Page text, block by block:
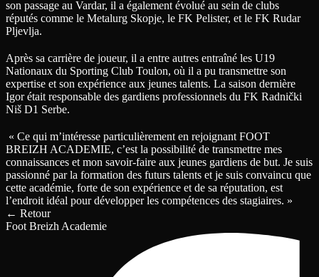
son passage au Vardar, il a également évolué au sein de clubs
réputés comme le Metalurg Skopje, le FK Pelister, et le FK Rudar
Pljevlja.
Après sa carrière de joueur, il a entre autres entraîné les U19
Nationaux du Sporting Club Toulon, où il a pu transmettre son
expertise et son expérience aux jeunes talents. La saison dernière
Igor était responsable des gardiens professionnels du FK Radnički
Niš D1 Serbe.
« Ce qui m’intéresse particulièrement en rejoignant FOOT
BREIZH ACADEMIE, c’est la possibilité de transmettre mes
connaissances et mon savoir-faire aux jeunes gardiens de but. Je suis
passionné par la formation des futurs talents et je suis convaincu que
cette académie, forte de son expérience et de sa réputation, est
l’endroit idéal pour développer les compétences des stagiaires. »
← Retour
Foot Breizh Academie